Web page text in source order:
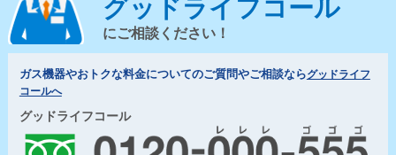
グッドライフコール
にご相談ください！
ガス機器やおトクな料金についてのご質問やご相談ならグッドライフ
コールへ
グッドライフコール